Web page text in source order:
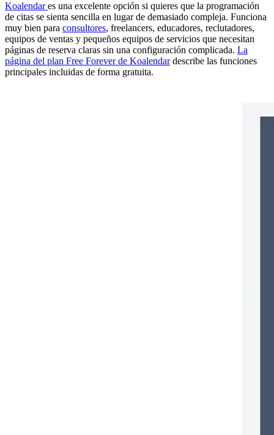
Koalendares una excelente opción si quieres que la programación
de citas se sienta sencilla en lugar de demasiado compleja. Funciona
muy bien para consultores, freelancers, educadores, reclutadores,
equipos de ventas y pequeños equipos de servicios que necesitan
páginas de reserva claras sin una configuración complicada. La
página del plan Free Forever de Koalendardescribe las funciones
principales incluidas de forma gratuita.